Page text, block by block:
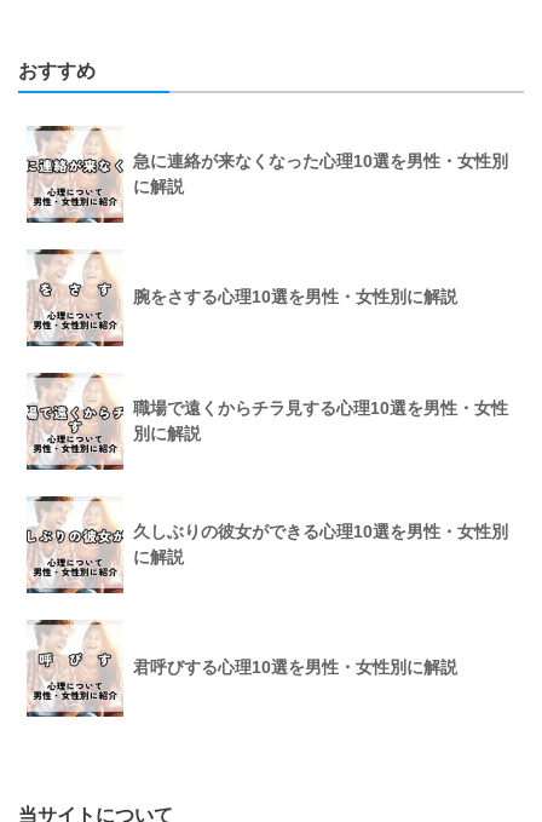
おすすめ
急に連絡が来なくなった心理10選を男性・女性別
に解説
腕をさする心理10選を男性・女性別に解説
職場で遠くからチラ見する心理10選を男性・女性
別に解説
久しぶりの彼女ができる心理10選を男性・女性別
に解説
君呼びする心理10選を男性・女性別に解説
当サイトについて